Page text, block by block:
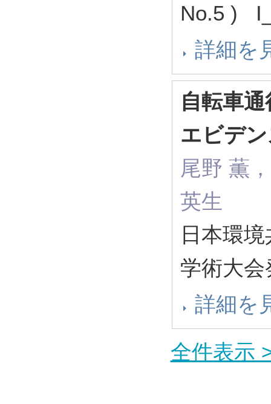
No.5 )
詳細を
自転車
エビデ
尾野 薫
英生
日本環
学術大
詳細を
全件表示